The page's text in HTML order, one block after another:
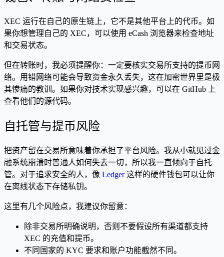
XEC 运行在自己的原生链上，它不是其他平台上的代币。如
果你想管理自己的 XEC，可以使用 eCash 浏览器来检查地址
和交易状态。
但在转账时，我必须提醒你：一定要核实交易所支持的提币网
络。用错网络可能会导致资金永久丢失，这在加密世界里是极
其惨痛的教训。如果你对技术实现感兴趣，可以在 GitHub 上
查看他们的源代码。
自托管与提币风险
把资产留在交易所意味着你承担了平台风险。我从小就见过金
融系统崩溃时普通人如何失去一切，所以我一直倾向于自托
管。对于追求安全的人，像 Ledger这样的硬件钱包可以让你
在离线状态下存储私钥。
这里有几个风险点，我建议你留意：
除非交易所明确说明，否则不要假设所有渠道都支持
XEC 的充值和提币。
不同国家的 KYC 要求和账户功能截然不同。